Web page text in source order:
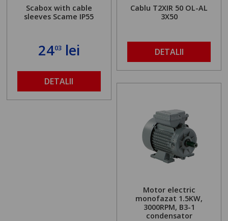
Scabox with cable
sleeves Scame IP55
2403lei
DETALII
Cablu T2XIR 50 OL-AL
3X50
DETALII
Motor electric
monofazat 1.5KW,
3000RPM, B3-1
condensator